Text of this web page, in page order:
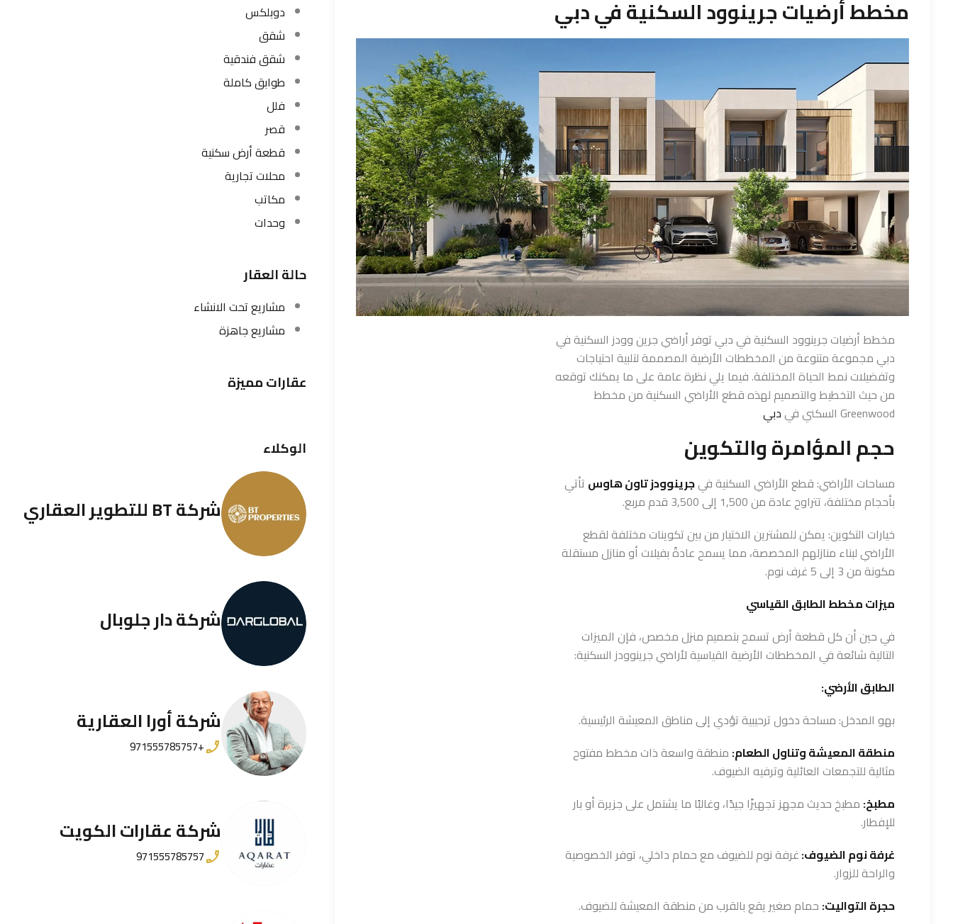
مخطط أرضيات جرينوود السكنية في دبي
مخطط أرضيات جرينوود السكنية في دبي توفر أراضي جرين وودز السكنية في
دبي مجموعة متنوعة من المخططات الأرضية المصممة لتلبية احتياجات
وتفضيلات نمط الحياة المختلفة. فيما يلي نظرة عامة على ما يمكنك توقعه
من حيث التخطيط والتصميم لهذه قطع الأراضي السكنية من مخطط
Greenwood السكني في
دبي
حجم المؤامرة والتكوين
مساحات الأراضي: قطع الأراضي السكنية فيجرينوودز تاون هاوس تأتي
بأحجام مختلفة، تتراوح عادة من 1,500 إلى 3,500 قدم مربع.
خيارات التكوين: يمكن للمشترين الاختيار من بين تكوينات مختلفة لقطع
الأراضي لبناء منازلهم المخصصة، مما يسمح عادةً بفيلات أو منازل مستقلة
مكونة من 3 إلى 5 غرف نوم.
ميزات مخطط الطابق القياسي
في حين أن كل قطعة أرض تسمح بتصميم منزل مخصص، فإن الميزات
التالية شائعة في المخططات الأرضية القياسية لأراضي جرينوودز السكنية:
الطابق الأرضي:
بهو المدخل: مساحة دخول ترحيبية تؤدي إلى مناطق المعيشة الرئيسية.
منطقة المعيشة وتناول الطعام: منطقة واسعة ذات مخطط مفتوح
مثالية للتجمعات العائلية وترفيه الضيوف.
مطبخ: مطبخ حديث مجهز تجهيزًا جيدًا، وغالبًا ما يشتمل على جزيرة أو بار
للإفطار.
غرفة نوم الضيوف:غرفة نوم للضيوف مع حمام داخلي، توفر الخصوصية
والراحة للزوار.
حجرة التواليت: حمام صغير يقع بالقرب من منطقة المعيشة للضيوف.
دوبلكس
شقق
شقق فندقية
طوابق كاملة
فلل
قصر
قطعة أرض سكنية
محلات تجارية
مكاتب
وحدات
حالة العقار
مشاريع تحت الانشاء
مشاريع جاهزة
عقارات مميزة
الوكلاء
شركة BT للتطوير العقاري
شركة دار جلوبال
شركة أورا العقارية
+971555785757
شركة عقارات الكويت
971555785757